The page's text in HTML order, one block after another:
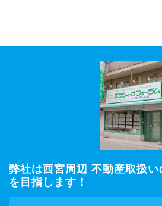
弊社は西宮周辺 不動産取扱い
を目指します！